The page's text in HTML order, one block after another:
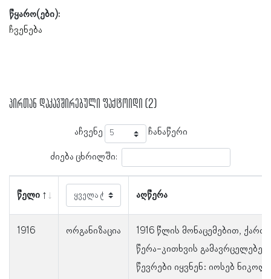
წყარო(ები):
ჩვენება
პირთან დაკავშირებული ფაქტოიდი (2)
აჩვენე ჩანაწერი
ძიება ცხრილში:
წელი აღწერა
1916 ორგანიზაცია
1916 წლის მონაცემებით,
წერა-კითხვის
წევრები იყვნენ: იოსებ